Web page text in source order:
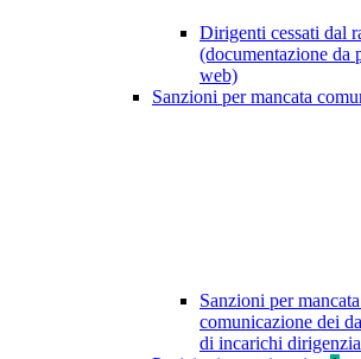
Dirigenti cessati dal
(documentazione da
web)
Sanzioni per mancata
Sanzioni per
comunicazione dei
di incarichi